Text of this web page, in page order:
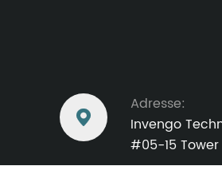

Adresse:
Invengo
#05-15